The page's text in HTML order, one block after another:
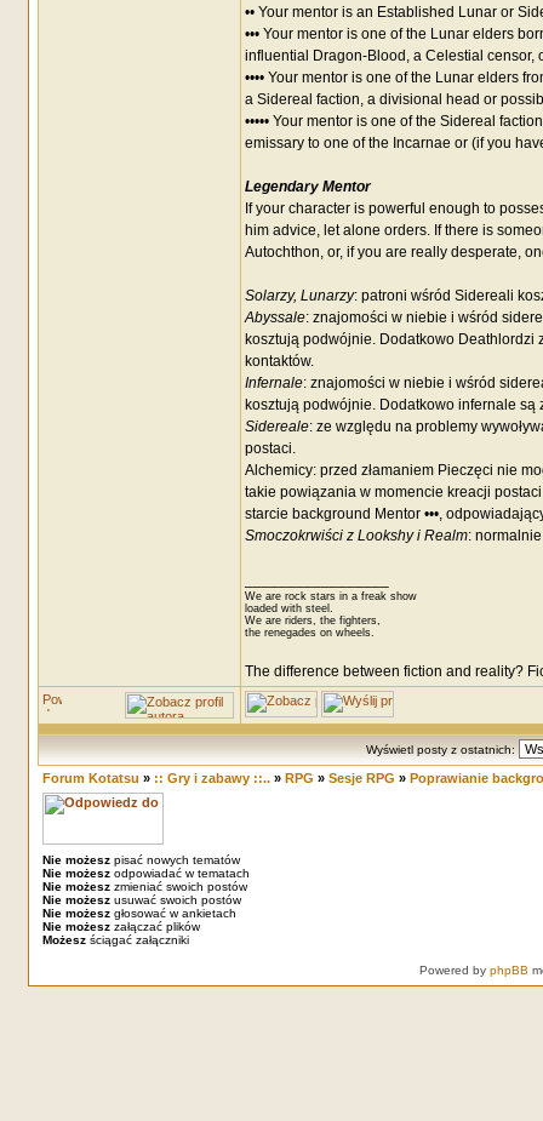
•• Your mentor is an Established Lunar or
••• Your mentor is one of the Lunar elders
influential Dragon-Blood, a Celestial censor,
•••• Your mentor is one of the Lunar elders
a Sidereal faction, a divisional head or
••••• Your mentor is one of the Sidereal
emissary to one of the Incarnae or (if you
Legendary Mentor
If your character is powerful enough to
him advice, let alone orders. If there is
Autochthon, or, if you are really desperate,
Solarzy, Lunarzy: patroni wśród Sidereali
Abyssale: znajomości w niebie i wśród
kosztują podwójnie. Dodatkowo
kontaktów.
Infernale: znajomości w niebie i wśród
kosztują podwójnie. Dodatkowo infernale
Sidereale: ze względu na problemy
postaci.
Alchemicy: przed złamaniem Pieczęci nie
takie powiązania w momencie kreacji
starcie background Mentor •••,
Smoczokrwiści z Lookshy i Realm:
We are rock stars in a freak show
loaded with steel.
We are riders, the fighters,
the renegades on wheels.
The difference between fiction and reality?
Wyświetl posty z ostatnich:
Forum Kotatsu » :: Gry i zabawy ::..» RPG » Sesje RPG » Poprawianie
Nie możeszpisać nowych tematów
Nie możeszodpowiadać w tematach
Nie możeszzmieniać swoich postów
Nie możeszusuwać swoich postów
Nie możeszgłosować w ankietach
Nie możeszzałączać plików
Możeszściągać załączniki
Powered by phpBB